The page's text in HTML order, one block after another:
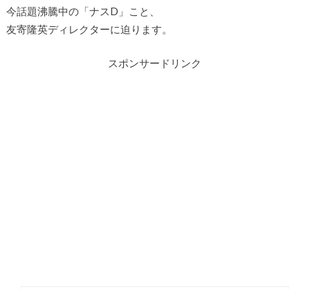
今話題沸騰中の「ナスD」こと、
友寄隆英ディレクターに迫ります。
スポンサードリンク